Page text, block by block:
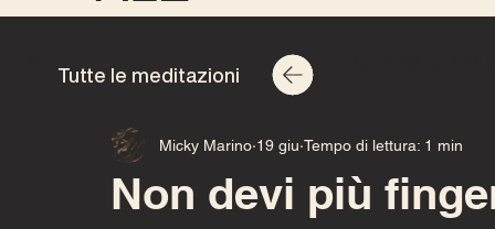
Speranza per ogni casa 2025
Non devi più
Micky Marino 19 giu Tempo di lettura: 1 min
Tutte le meditazioni